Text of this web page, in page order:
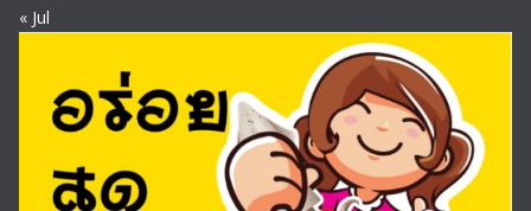
« Jul